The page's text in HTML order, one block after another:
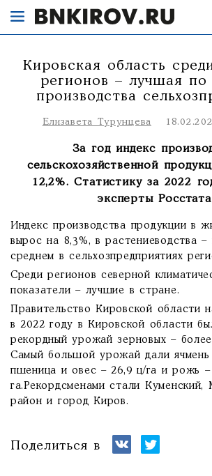
Кировская область
регионов – лучшая по
производства
Елизавета Турунцева
За год индекс
сельскохозяйственной
12,2%. Статистику за 2022
эксперты
Индекс производства продукции в
вырос на 8,3%, в растениеводства –
среднем в сельхозпредприятиях
Среди регионов северной
показатели – лучшие в стране.
Правительство Кировской области
в 2022 году в Кировской области
рекордный урожай зерновых –
Самый большой урожай дали ячмень
пшеница и овес – 26,9 ц/га и рожь
га.Рекордсменами стали Куменский,
район и город Киров.
Поделиться в